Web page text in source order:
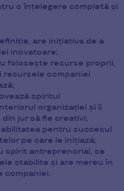
o înțelegere completă și
are inițiativa de a
inovatoare;
folosește resurse proprii,
companiei
spiritul
organizației și îi
jur să fie creativi;
pentru succesul
pe care le inițiază;
spirit antreprenorial, se
stabilite și are mereu în
companiei.